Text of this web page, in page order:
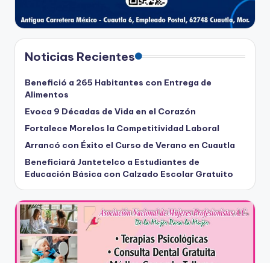
Noticias Recientes
Benefició a 265 Habitantes con Entrega de
Alimentos
Evoca 9 Décadas de Vida en el Corazón
Fortalece Morelos la Competitividad Laboral
Arrancó con Éxito el Curso de Verano en Cuautla
Beneficiará Jantetelco a Estudiantes de
Educación Básica con Calzado Escolar Gratuito